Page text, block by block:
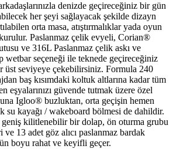
denizde geçireceğiniz bir gün
her şeyi sağlayacak şekilde dizayn
orta masa, atıştırmalıklar yada oyun
Paslanmaz çelik evyeli, Corian®
ve 316L Paslanmaz çelik askı ve
wetbar seçeneği ile teknede geçireceğiniz
üst seviyeye çekebilirsiniz. Formula 240
baş kısımdaki koltuk altlarına kadar tüm
eşyalarınızı güvende tutmak üzere özel
Igloo® buzluktan, orta geçişin hemen
su kayağı / wakeboard bölmesi de dahildir.
geniş kilitlenebilir bir dolap, ön oturma grubu
ve 13 adet göz alıcı paslanmaz bardak
boyu rahat ve keyifli geçer.